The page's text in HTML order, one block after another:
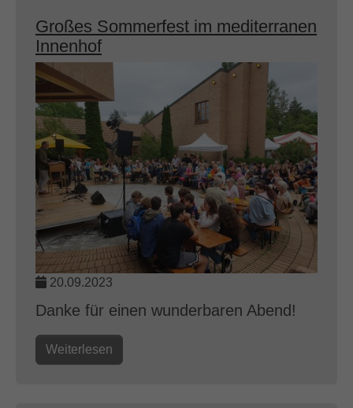
Großes Sommerfest im mediterranen
Innenhof
20.09.2023
Danke für einen wunderbaren Abend!
Weiterlesen